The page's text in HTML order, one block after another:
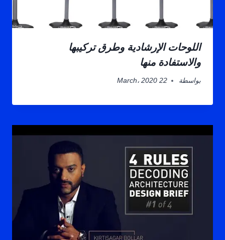
اللوحات الإرشادية وطرق تركيبها
والاستفادة منها
بواسطة 22 March، 2020